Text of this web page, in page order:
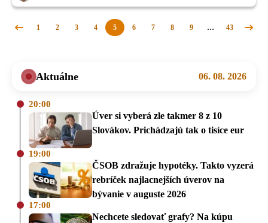
Predchádzajúca
1 2 3 4 5 6 7 8 9 … 43
Aktuálne 06. 08. 2026
20:00
Úver si vyberá zle takmer 8 z 10
Slovákov. Prichádzajú tak o tisíce eur
19:00
ČSOB zdražuje hypotéky. Takto vyzerá
rebríček najlacnejších úverov na
bývanie v auguste 2026
17:00
Nechcete sledovať grafy? Na kúpu